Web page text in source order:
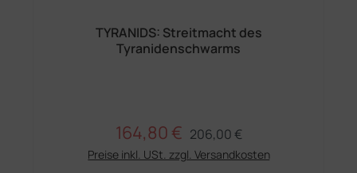
TYRANIDS: Streitmacht des
Tyranidenschwarms
Verkaufspreis:
164,80 € Regulärer Preis:
206,00 €
Preise inkl. USt. zzgl. Versandkosten